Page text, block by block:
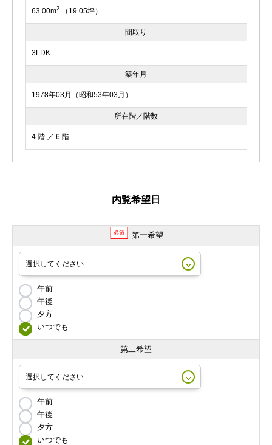
63.00m2 （19.05坪）
間取り
3LDK
築年月
1978年03月（昭和53年03月）
所在階／階数
4 階 ／ 6 階
内覧希望日
必須 第一希望
午前
午後
夕方
いつでも
第二希望
午前
午後
夕方
いつでも